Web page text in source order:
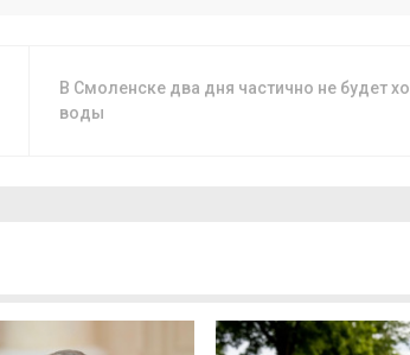
В Смоленске два дня частично не будет
воды